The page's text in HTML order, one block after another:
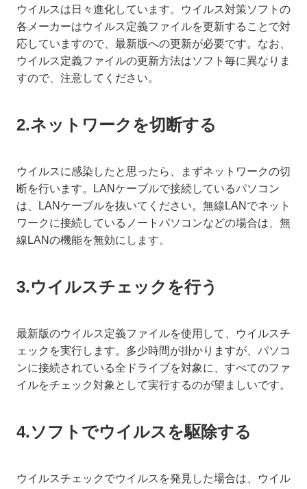
ウイルスは日々進化しています。ウイルス対策ソフトの
各メーカーはウイルス定義ファイルを更新することで対
応していますので、最新版への更新が必要です。なお、
ウイルス定義ファイルの更新方法はソフト毎に異なりま
すので、注意してください。
2.ネットワークを切断する
ウイルスに感染したと思ったら、まずネットワークの切
断を行います。LANケーブルで接続しているパソコン
は、LANケーブルを抜いてください。無線LANでネット
ワークに接続しているノートパソコンなどの場合は、無
線LANの機能を無効にします。
3.ウイルスチェックを行う
最新版のウイルス定義ファイルを使用して、ウイルスチ
ェックを実行します。多少時間が掛かりますが、パソコ
ンに接続されている全ドライブを対象に、すべてのファ
イルをチェック対象として実行するのが望ましいです。
4.ソフトでウイルスを駆除する
ウイルスチェックでウイルスを発見した場合は、ウイル